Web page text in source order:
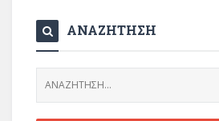
ΑΝΑΖΗΤΗΣΗ